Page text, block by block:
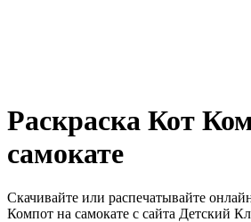
Раскраска Кот
самокате
Скачивайте или распечатывайте
Компот на самокате с сайта Детский